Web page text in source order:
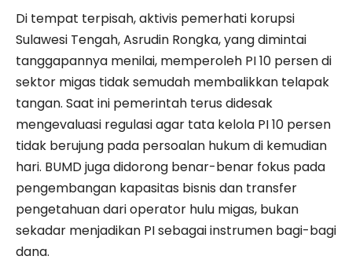
Di tempat terpisah, aktivis pemerhati korupsi
Sulawesi Tengah, Asrudin Rongka, yang dimintai
tanggapannya menilai, memperoleh PI 10 persen di
sektor migas tidak semudah membalikkan telapak
tangan. Saat ini pemerintah terus didesak
mengevaluasi regulasi agar tata kelola PI 10 persen
tidak berujung pada persoalan hukum di kemudian
hari. BUMD juga didorong benar-benar fokus pada
pengembangan kapasitas bisnis dan transfer
pengetahuan dari operator hulu migas, bukan
sekadar menjadikan PI sebagai instrumen bagi-bagi
dana.